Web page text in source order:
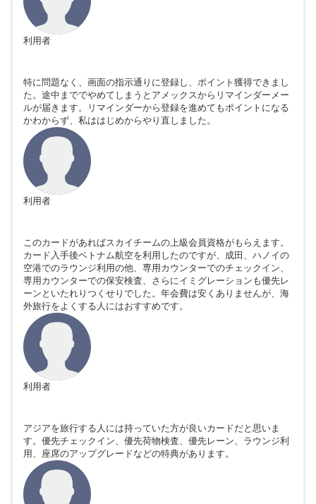
利用者
特に問題なく、画面の指示通りに登録し、ポイント獲得できまし
た。途中まででやめてしまうとアメックスからリマインダーメー
ルが届きます。リマインダーから登録を進めてもポイントになる
かわからず、私ははじめからやり直しました。
利用者
このカードがあればスカイチームの上級会員資格がもらえます。
カード入手後ベトナム航空を利用したのですが、成田、ハノイの
空港でのラウンジ利用の他、専用カウンターでのチェックイン、
専用カウンターでの保安検査、さらにイミグレーションも優先レ
ーンといたれりつくせりでした。年会費は安くありませんが、海
外旅行をよくする人にはおすすめです。
利用者
アジアを旅行する人には持っていた方が良いカードだと思いま
す。優先チェックイン、優先荷物検査、優先レーン、ラウンジ利
用、座席のアップグレードなどの特典があります。